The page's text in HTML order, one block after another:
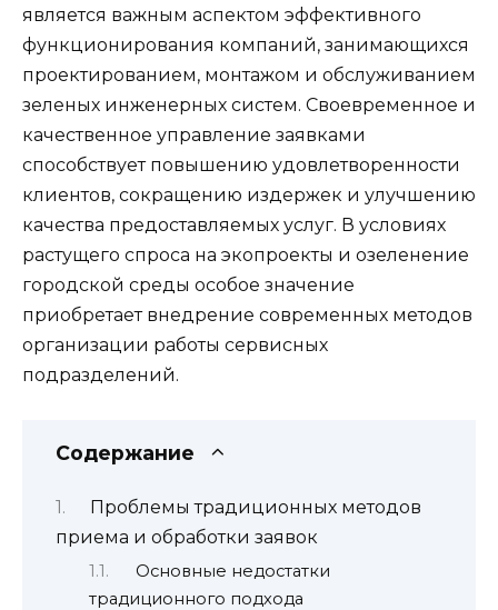
является важным аспектом эффективного
функционирования компаний, занимающихся
проектированием, монтажом и обслуживанием
зеленых инженерных систем. Своевременное и
качественное управление заявками
способствует повышению удовлетворенности
клиентов, сокращению издержек и улучшению
качества предоставляемых услуг. В условиях
растущего спроса на экопроекты и озеленение
городской среды особое значение
приобретает внедрение современных методов
организации работы сервисных
подразделений.
Содержание
Проблемы традиционных методов
приема и обработки заявок
Основные недостатки
традиционного подхода